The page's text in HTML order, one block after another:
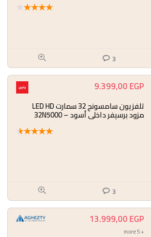
★
★
★
★
3
9.399,00EGP
تلفزيون سامسونج 32 سمارت LED HD
مزود برسيفر داخلي أسود – 32N5000
★
★
★
★
★
3
13.999,00EGP
+ 5 more